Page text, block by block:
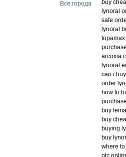
Все города
buy
lynoral
safe
lynoral
arcoxia
lynoral
can i
order
how to
buy
buy
buying
buy
where
otc